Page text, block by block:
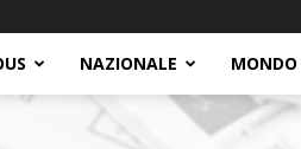
NAZIONALE MONDO